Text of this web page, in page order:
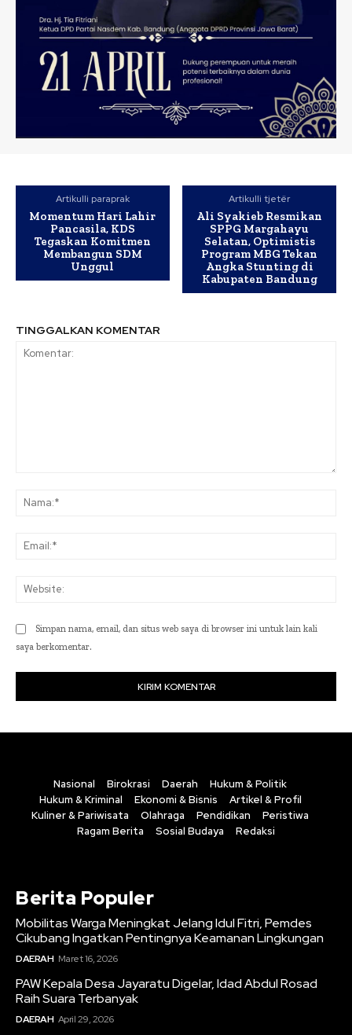
Artikulli paraprak
Momentum Hari Lahir
Pancasila, KDS
Tegaskan Komitmen
Membangun SDM
Unggul
Artikulli tjetër
Ali Syakieb Resmikan
SPPG Margahayu
Selatan, Optimistis
Program MBG Tekan
Angka Stunting di
Kabupaten Bandung
TINGGALKAN KOMENTAR
Simpan nama, email, dan situs web saya di browser ini untuk lain kali
saya berkomentar.
Nasional Birokrasi Daerah
Hukum & Politik
Hukum & Kriminal
Ekonomi & Bisnis
Artikel & Profil
Kuliner & Pariwisata
Olahraga Pendidikan
Peristiwa
Ragam Berita
Sosial Budaya Redaksi
Berita Populer
Mobilitas Warga Meningkat Jelang Idul Fitri, Pemdes
Cikubang Ingatkan Pentingnya Keamanan Lingkungan
DAERAH Maret 16, 2026
PAW Kepala Desa Jayaratu Digelar, Idad Abdul Rosad
Raih Suara Terbanyak
DAERAH April 29, 2026